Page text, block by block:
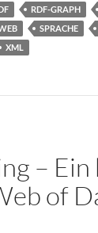
RDF-GRAPH
SPRACHE
XML
–
of